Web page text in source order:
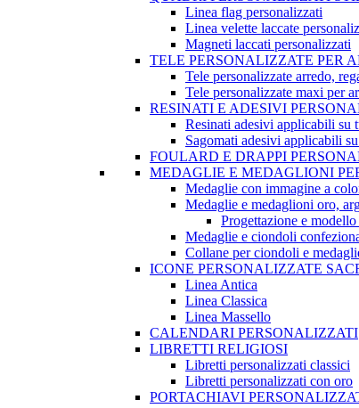
Linea flag personalizzati
Linea velette laccate
Magneti laccati personalizzati
TELE PERSONALIZZATE PER
Tele personalizzate arredo,
Tele personalizzate maxi per
RESINATI E ADESIVI
Resinati adesivi applicabili su
Sagomati adesivi applicabili
FOULARD E DRAPPI
MEDAGLIE E MEDAGLIONI
Medaglie con immagine a
Medaglie e medaglioni oro,
Progettazione e
Medaglie e ciondoli
Collane per ciondoli e
ICONE PERSONALIZZATE
Linea Antica
Linea Classica
Linea Massello
CALENDARI PERSONALIZZATI
LIBRETTI RELIGIOSI
Libretti personalizzati classici
Libretti personalizzati con oro
PORTACHIAVI